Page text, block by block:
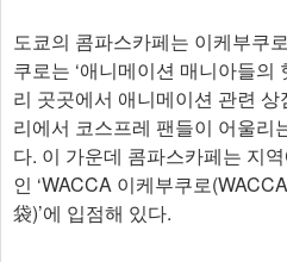
도쿄의 콤파스카페는 이케부쿠
쿠로는 ‘애니메이션 매니아들의
리 곳곳에서 애니메이션 관련
리에서 코스프레 팬들이 어울리
다. 이 가운데 콤파스카페는 지
인 ‘WACCA 이케부쿠로
袋)’에 입점해 있다.